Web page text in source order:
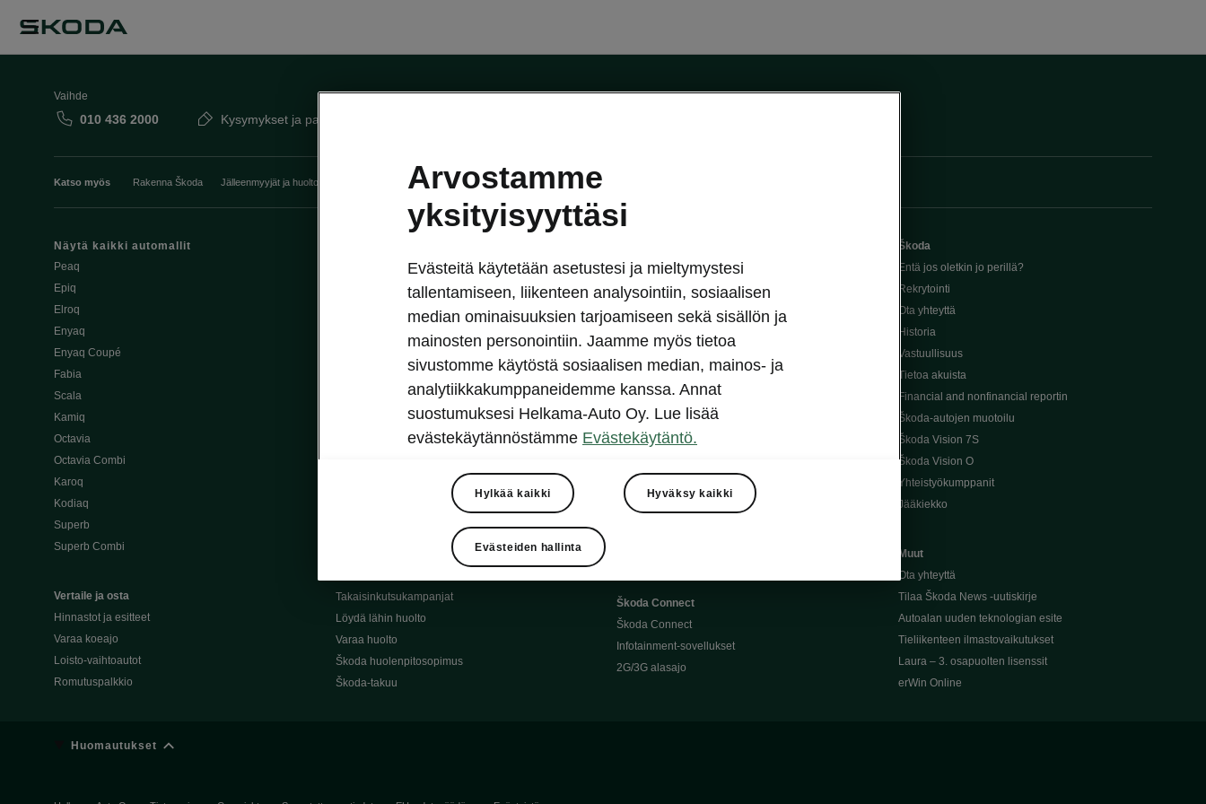
Vaihde
010 436 2000 Kysymykset ja palaute
Katso myös Rakenna Škoda Jälleenmyyjät ja huolto Heti vapaat Škoda-mallit Käyttöohjeet Škoda Shop
Näytä kaikki automallit
Peaq
Epiq
Elroq
Enyaq
Enyaq Coupé
Fabia
Scala
Kamiq
Octavia
Octavia Combi
Karoq
Kodiaq
Superb
Superb Combi
Vertaile ja osta
Hinnastot ja esitteet
Varaa koeajo
Loisto-vaihtoautot
Romutuspalkkio
Osta Škoda verkossa
Škoda Yksityisleasing
Škodan Vakuutus
Škoda 4×4 -mallit
Škoda-katumaasturimallit
Alkuperäiset Škoda-varaosat
Alkuperäiset Škoda-moottoriöljyt
Takaisinkutsukampanjat
Löydä lähin huolto
Varaa huolto
Škoda huolenpitosopimus
Škoda-takuu
Avustinjärjestelmät
Sähköautot ja hybridit
Sähköautot ja hybridit
Ladattavat hybridit
Vinkkejä sähköautoiluun
Ajoakku ja turvallisuus
Ohjelmiston päivitys
Kotilataus
Latauspisteet kartalla
Škoda Connect
Škoda Connect
Infotainment-sovellukset
2G/3G alasajo
Škoda
Entä jos oletkin jo perillä?
Rekrytointi
Ota yhteyttä
Historia
Vastuullisuus
Tietoa akuista
Financial and nonfinancial reportin
Škoda-autojen muotoilu
Škoda Vision 7S
Škoda Vision O
Yhteistyökumppanit
Jääkiekko
Muut
Ota yhteyttä
Tilaa Škoda News -uutiskirje
Autoalan uuden teknologian esite
Tieliikenteen ilmastovaikutukset
Laura – 3. osapuolten lisenssit
erWin Online
Huomautukset
Arvostamme
yksityisyyttäsi
Evästeitä käytetään asetustesi ja mieltymystesi
tallentamiseen, liikenteen analysointiin, sosiaalisen
median ominaisuuksien tarjoamiseen sekä sisällön ja
mainosten personointiin. Jaamme myös tietoa
sivustomme käytöstä sosiaalisen median, mainos- ja
analytiikkakumppaneidemme kanssa. Annat
suostumuksesi Helkama-Auto Oy. Lue lisää
evästekäytännöstämme Evästekäytäntö.
Hylkää kaikki Hyväksy kaikki
Evästeiden hallinta